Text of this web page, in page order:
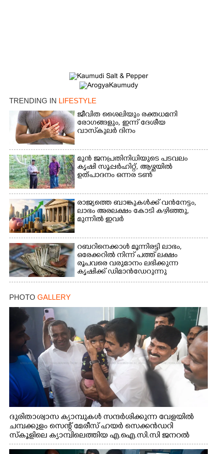
TRENDING IN LIFESTYLE
ജീവിത ശൈലിയും രക്തധമനി
രോഗങ്ങളും, ഇന്ന് ദേശീയ
വാസ്‌കുലര്‍ ദിനം
മുൻ ജനപ്രതിനിധിയുടെ പടവലം
കൃഷി സൂപ്പർഹിറ്റ്,​ ആഴ്ചയിൽ
ഉത്പാദനം ഒന്നര ടൺ
രാജ്യത്തെ ബാങ്കുകൾക്ക് വൻനേട്ടം,​
ലാഭം അരലക്ഷം കോടി കഴിഞ്ഞു,​
മുന്നിൽ ഇവർ
റബറിനെക്കാൾ മൂന്നിരട്ടി ലാഭം,​
ഒരേക്കറിൽ നിന്ന് പത്ത് ലക്ഷം
രൂപവരെ വരുമാനം ലഭിക്കുന്ന
കൃഷിക്ക് ഡിമാൻഡേറുന്നു
PHOTO GALLERY
ദുരിതാശ്വാസ ക്യാമ്പുകൾ സന്ദർശിക്കുന്ന വേളയിൽ
ചമ്പക്കുളം സെന്റ് മേരീസ് ഹയർ സെക്കൻഡറി
സ്കൂളിലെ ക്യാമ്പിലെത്തിയ എ.ഐ.സി.സി ജനറൽ
സെക്രട്ടറി കെ.സി വേണുഗോപാൽ എം.പി കുരുന്നിനെ
Share this link
Copy Link